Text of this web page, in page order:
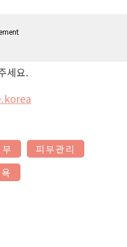
세요.
피부관리